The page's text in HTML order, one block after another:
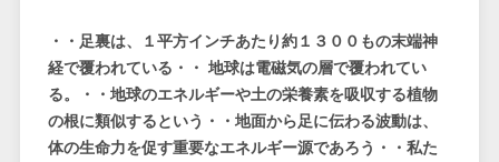
・・足裏は、１平方インチあたり約１３００もの末端神
経で覆われている・・ 地球は電磁気の層で覆われてい
る。・・地球のエネルギーや土の栄養素を吸収する植物
の根に類似するという・・地面から足に伝わる波動は、
体の生命力を促す重要なエネルギー源であろう・・私た